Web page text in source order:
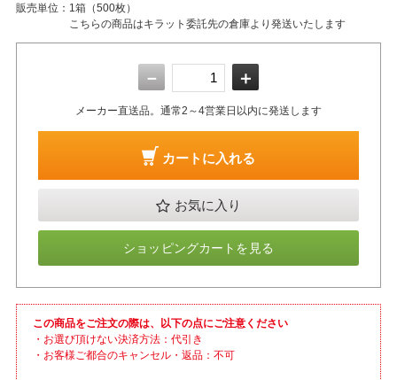
販売単位： 1箱（500枚）
こちらの商品はキラット委託先の倉庫より発送いたします
－ ＋
メーカー直送品。通常2～4営業日以内に発送します
カートに入れる
お気に入り
ショッピングカートを見る
この商品をご注文の際は、以下の点にご注意ください
・お選び頂けない決済方法：代引き
・お客様ご都合のキャンセル・返品：不可